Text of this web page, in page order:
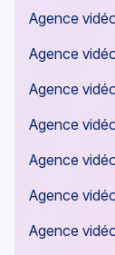
Agence
Agence
Agence
Agence
Agence
Agence
Agence